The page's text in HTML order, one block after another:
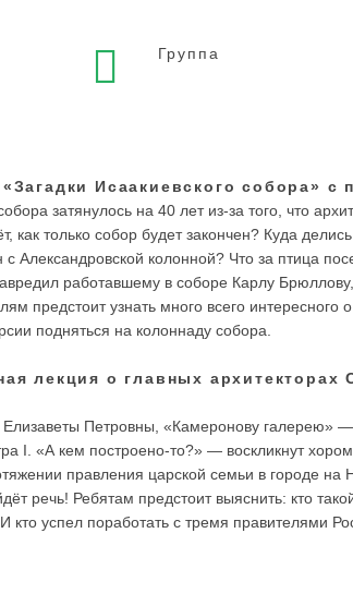
Группа
Исаакиевского собора» с
затянулось на 40 лет из-за того, что
как только собор будет закончен? Куда
Александровской колонной? Что за птица
работавшему в соборе Карлу
предстоит узнать много всего интересного
подняться на колоннаду собора.
лекция о главных архитекторах
Петровны, «Камеронову галерею»
I. «А кем построено-то?» — воскликнут
правления царской семьи в городе на
речь! Ребятам предстоит выяснить: кто
И кто успел поработать с тремя правителями